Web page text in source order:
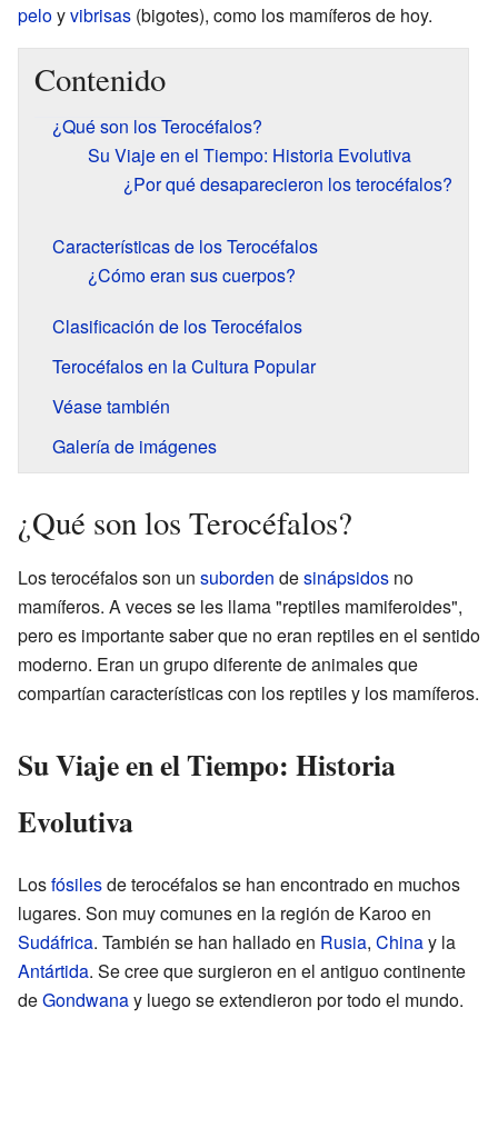
peloyvibrisas (bigotes), como los mamíferos de hoy.
Contenido
¿Qué son los Terocéfalos?
Su Viaje en el Tiempo: Historia Evolutiva
¿Por qué desaparecieron los terocéfalos?
Características de los Terocéfalos
¿Cómo eran sus cuerpos?
Clasificación de los Terocéfalos
Terocéfalos en la Cultura Popular
Véase también
Galería de imágenes
¿Qué son los Terocéfalos?
Los terocéfalos son un suborden desinápsidos no
mamíferos. A veces se les llama "reptiles mamiferoides",
pero es importante saber que no eran reptiles en el sentido
moderno. Eran un grupo diferente de animales que
compartían características con los reptiles y los mamíferos.
Su Viaje en el Tiempo: Historia
Evolutiva
Losfósilesde terocéfalos se han encontrado en muchos
lugares. Son muy comunes en la región de Karoo en
Sudáfrica. También se han hallado en Rusia, Chinay la
Antártida. Se cree que surgieron en el antiguo continente
deGondwanay luego se extendieron por todo el mundo.